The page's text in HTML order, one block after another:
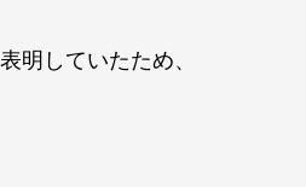
明していたため、